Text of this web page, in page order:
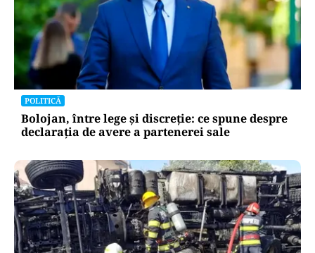
POLITICĂ
Bolojan, între lege și discreție: ce spune despre
declarația de avere a partenerei sale